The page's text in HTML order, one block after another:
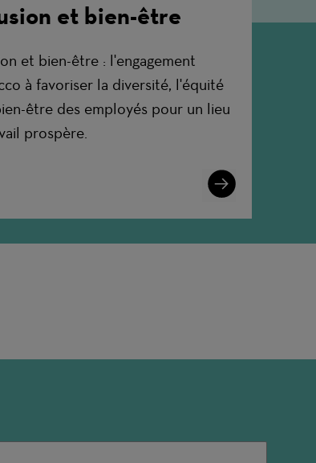
et bien-être
et bien-être : l'engagement
à favoriser la diversité, l'équité
être des employés pour un lieu
prospère.
Learn
More